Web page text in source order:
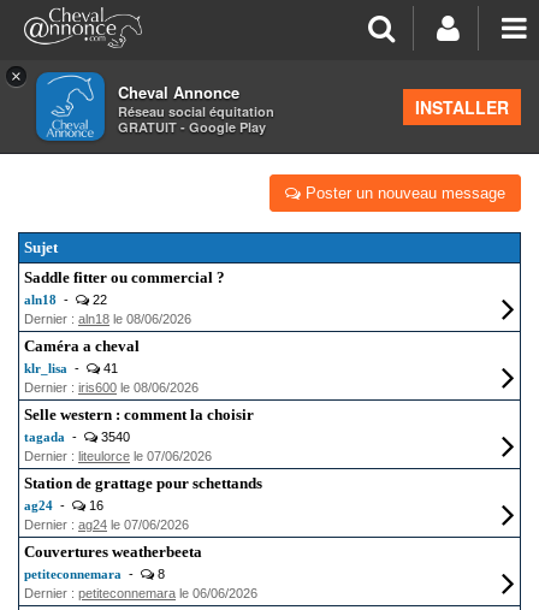
×
Cheval Annonce
Réseau social équitation
GRATUIT - Google Play
INSTALLER
ÉQUIPEMENTS
Poster un nouveau message
Sujet
Saddle fitter ou commercial ?
aln18 -
22
Dernier : aln18 le 08/06/2026
Caméra a cheval
klr_lisa -
41
Dernier : iris600 le 08/06/2026
Selle western : comment la choisir
tagada -
3540
Dernier : liteulorce le 07/06/2026
Station de grattage pour schettands
ag24 -
16
Dernier : ag24 le 07/06/2026
Couvertures weatherbeeta
petiteconnemara -
8
Dernier : petiteconnemara le 06/06/2026